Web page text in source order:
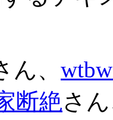
ん、
断絶さ